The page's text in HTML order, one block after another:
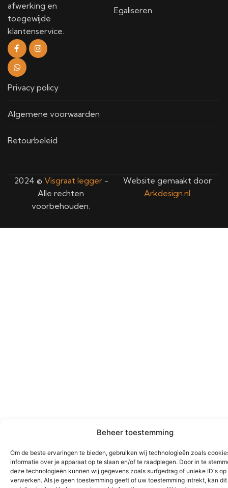
Beheer toestemming
Om de beste ervaringen te bieden, gebruiken wij technologieën zoals
informatie over je apparaat op te slaan en/of te raadplegen. Door in te
deze technologieën kunnen wij gegevens zoals surfgedrag of unieke ID's
verwerken. Als je geen toestemming geeft of uw toestemming intrekt, kan
afwerking en
toegewijde
klantenservice.
Egaliseren
Privacy policy
Algemene voorwaarden
Retourbeleid
2024 © Visgraat legger-
Alle rechten
voorbehouden.
Website gemaakt door
Arkdesign.nl